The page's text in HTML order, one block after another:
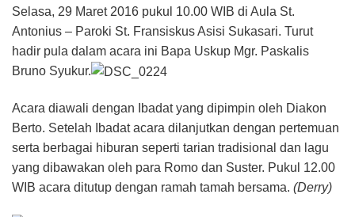
Selasa, 29 Maret 2016 pukul 10.00 WIB di Aula St.
Antonius – Paroki St. Fransiskus Asisi Sukasari. Turut
hadir pula dalam acara ini Bapa Uskup Mgr. Paskalis
Bruno Syukur.
Acara diawali dengan Ibadat yang dipimpin oleh Diakon
Berto. Setelah Ibadat acara dilanjutkan dengan pertemuan
serta berbagai hiburan seperti tarian tradisional dan lagu
yang dibawakan oleh para Romo dan Suster. Pukul 12.00
WIB acara ditutup dengan ramah tamah bersama. (Derry)